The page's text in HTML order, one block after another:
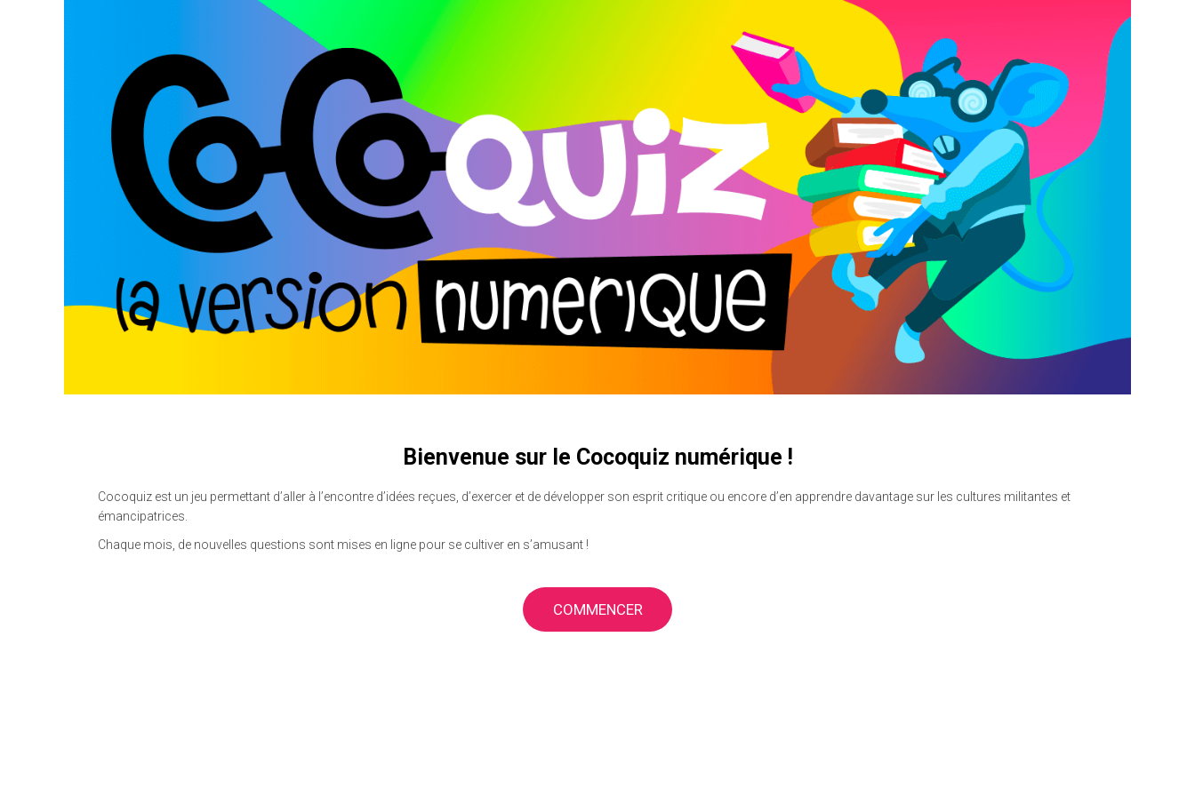
Bienvenue sur le Cocoquiz numérique !
Cocoquiz est un jeu permettant d’aller à l’encontre d’idées reçues, d’exercer et de développer son esprit critique ou encore d’en apprendre davantage sur les cultures militantes et
émancipatrices.
Chaque mois, de nouvelles questions sont mises en ligne pour se cultiver en s’amusant !
COMMENCER